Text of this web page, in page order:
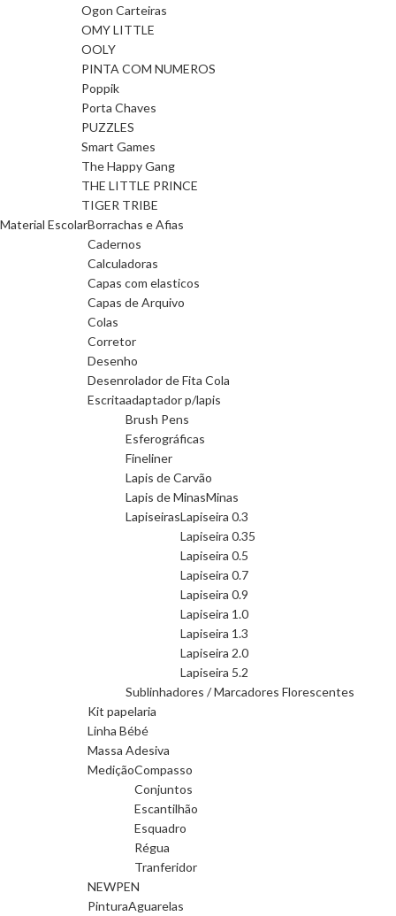
Ogon Carteiras
OMY LITTLE
OOLY
PINTA COM NUMEROS
Poppik
Porta Chaves
PUZZLES
Smart Games
The Happy Gang
THE LITTLE PRINCE
TIGER TRIBE
Material EscolarBorrachas e Afias
Cadernos
Calculadoras
Capas com elasticos
Capas de Arquivo
Colas
Corretor
Desenho
Desenrolador de Fita Cola
Escritaadaptador p/lapis
Brush Pens
Esferográficas
Fineliner
Lapis de Carvão
Lapis de MinasMinas
LapiseirasLapiseira 0.3
Lapiseira 0.35
Lapiseira 0.5
Lapiseira 0.7
Lapiseira 0.9
Lapiseira 1.0
Lapiseira 1.3
Lapiseira 2.0
Lapiseira 5.2
Sublinhadores / Marcadores Florescentes
Kit papelaria
Linha Bébé
Massa Adesiva
MediçãoCompasso
Conjuntos
Escantilhão
Esquadro
Régua
Tranferidor
NEWPEN
PinturaAguarelas